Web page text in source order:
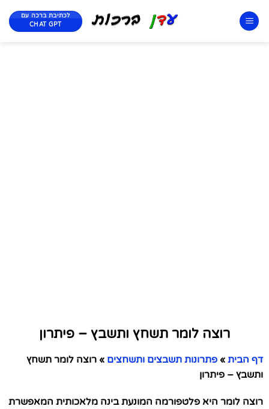
לכתיבת ברכה עם
CHAT GPT
רוצה לומר תשחץ ותשבץ – פיתרון
דף הבית » פתרונות תשבצים ותשחצים » רוצה לומר תשחץ
ותשבץ – פיתרון
רוצה לומר היא פלטפורמה המונעת בינה מלאכותית המאפשרת